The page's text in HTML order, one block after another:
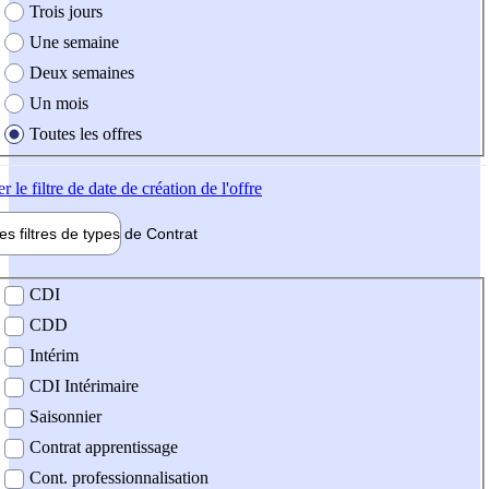
Trois jours
Une semaine
Deux semaines
Un mois
Toutes les offres
le filtre de date de création de l'offre
filtres de types de Contrat
contrat
CDI
CDD
Intérim
CDI Intérimaire
Saisonnier
Contrat apprentissage
Cont. professionnalisation